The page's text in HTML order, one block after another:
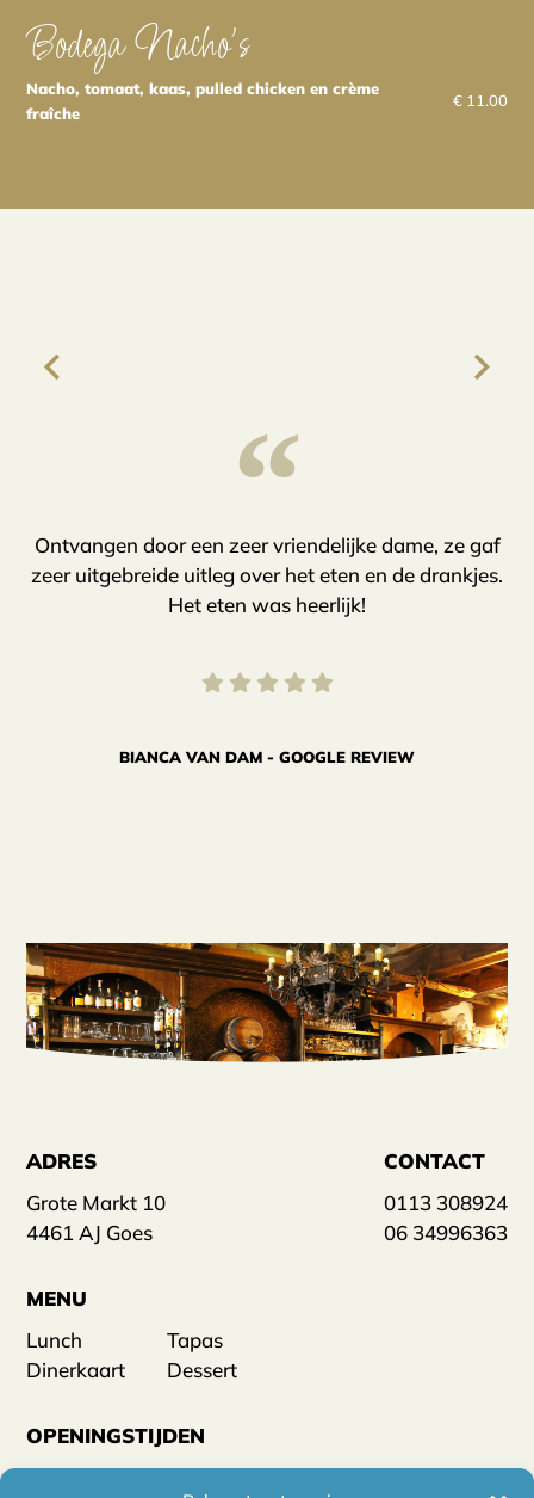
Bodega Nacho's
Nacho, tomaat, kaas, pulled chicken en crème
fraîche
€ 11.00
“
Ontvangen door een zeer vriendelijke dame, ze gaf
zeer uitgebreide uitleg over het eten en de drankjes.
Het eten was heerlijk!
BIANCA VAN DAM - GOOGLE REVIEW
ADRES
Grote Markt 10
4461 AJ Goes
CONTACT
0113 308924
06 34996363
OPENINGSTIJDEN
Wij zijn geopend op woensdag tot en met zaterdag
MENU
Lunch
Tapas
Dinerkaart
Dessert